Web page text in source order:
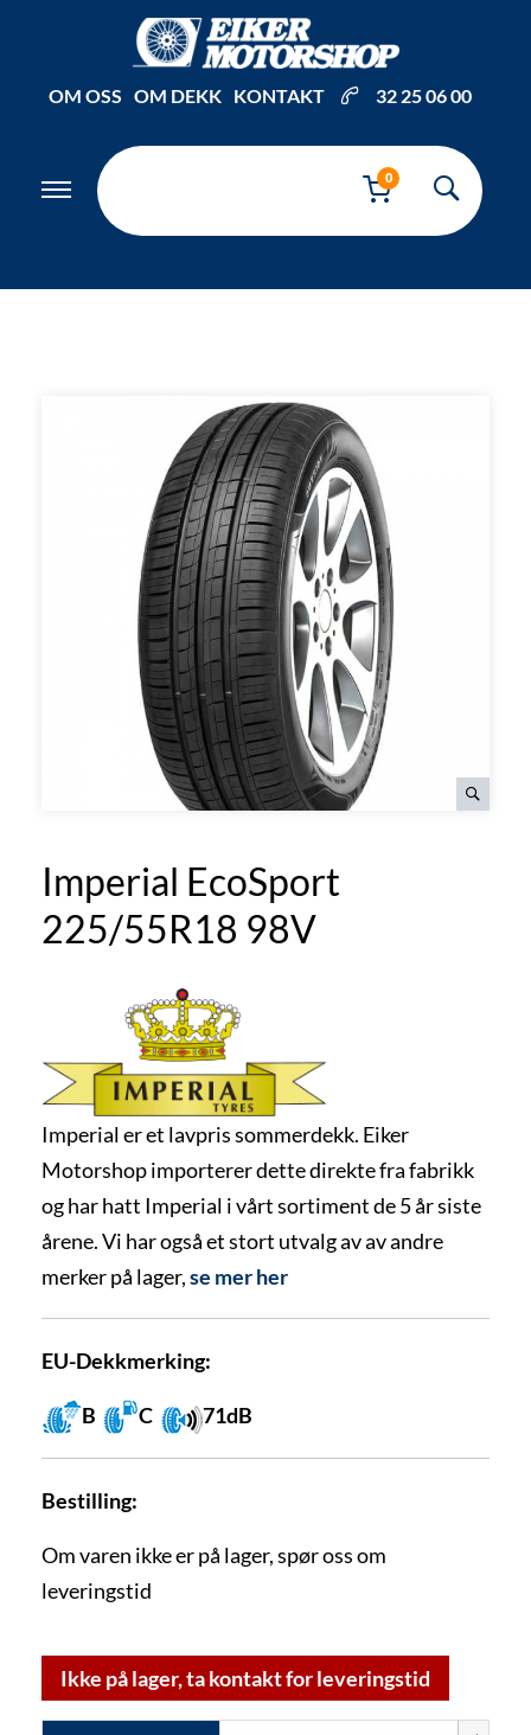
OM OSS OM DEKK KONTAKT 32 25 06 00
0
Imperial EcoSport
225/55R18 98V
Imperial er et lavpris sommerdekk. Eiker
Motorshop importerer dette direkte fra fabrikk
og har hatt Imperial i vårt sortiment de 5 år siste
årene. Vi har også et stort utvalg av av andre
merker på lager,se mer her
EU-Dekkmerking:
B C 71dB
Bestilling:
Om varen ikke er på lager, spør oss om
leveringstid
Ikke på lager, ta kontakt for leveringstid